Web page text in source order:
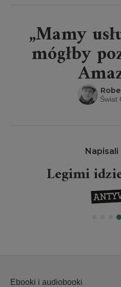
„Mamy
mógłby
Świat
Napisali
Legimi
Ebooki i audiobooki